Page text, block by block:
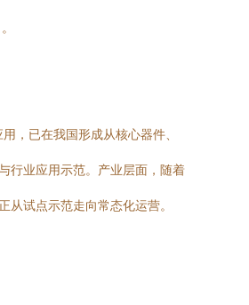
，已在我国形成从核心器件、
行业应用示范。产业层面，随着
试点示范走向常态化运营。